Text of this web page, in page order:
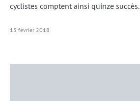
cyclistes comptent ainsi quinze succès.
15 février 2018